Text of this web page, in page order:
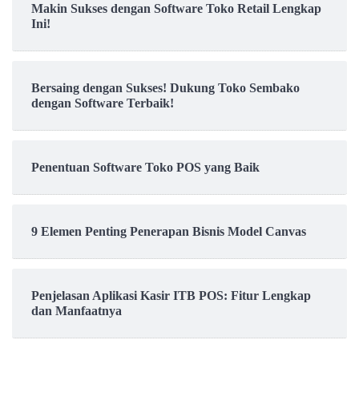
Makin Sukses dengan Software Toko Retail Lengkap
Ini!
Bersaing dengan Sukses! Dukung Toko Sembako
dengan Software Terbaik!
Penentuan Software Toko POS yang Baik
9 Elemen Penting Penerapan Bisnis Model Canvas
Penjelasan Aplikasi Kasir ITB POS: Fitur Lengkap
dan Manfaatnya